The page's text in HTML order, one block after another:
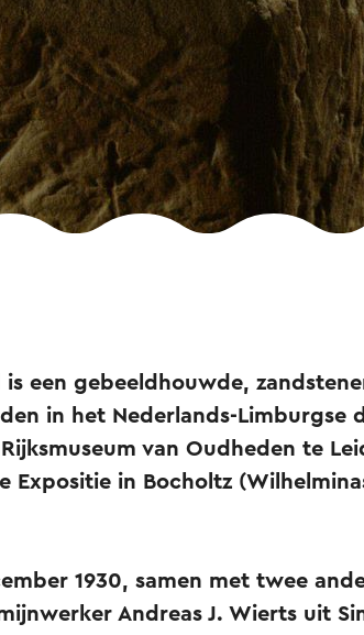
is een gebeeldhouwde,
in het Nederlands-Limburgse
van Oudheden te
Expositie in Bocholtz
1930, samen met twee
Andreas J. Wierts uit